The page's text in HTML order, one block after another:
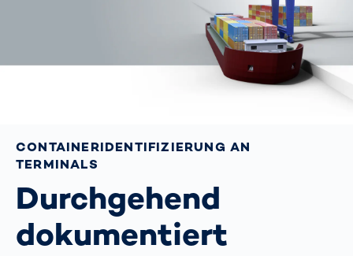
CONTAINERIDENTIFIZIERUNG AN
TERMINALS
Durchgehend
dokumentiert